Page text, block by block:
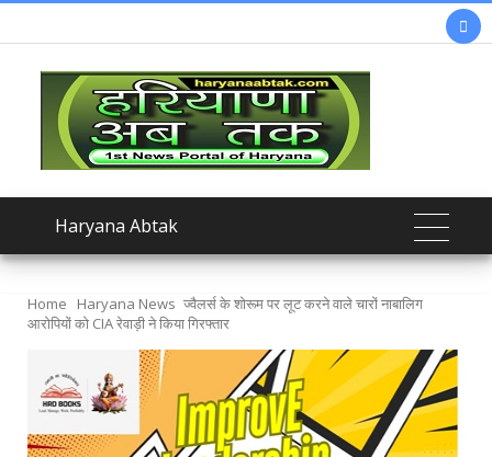

Haryana Abtak
Home Haryana News ज्वैलर्स के शोरूम पर लूट करने वाले चारों नाबालिग
आरोपियों को CIA रेवाड़ी ने किया गिरफ्तार